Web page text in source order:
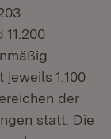
1.100
der
statt. Die